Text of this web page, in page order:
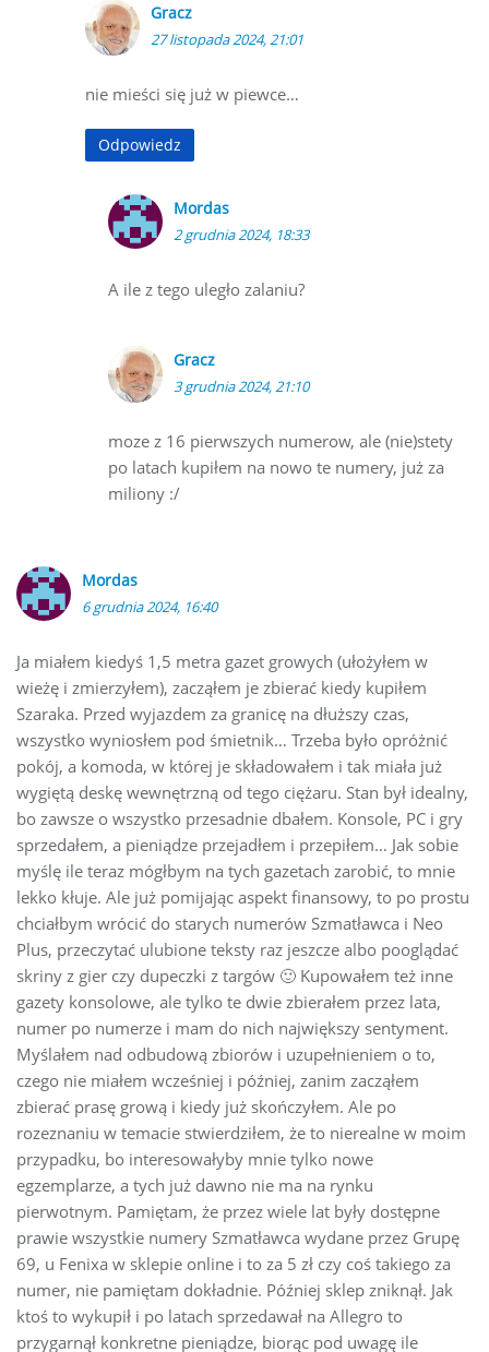
Gracz
27 listopada 2024, 21:01
nie mieści się już w piewce…
Odpowiedz
Mordas
2 grudnia 2024, 18:33
A ile z tego uległo zalaniu?
Gracz
3 grudnia 2024, 21:10
moze z 16 pierwszych numerow, ale (nie)stety
po latach kupiłem na nowo te numery, już za
miliony :/
Mordas
6 grudnia 2024, 16:40
Ja miałem kiedyś 1,5 metra gazet growych (ułożyłem w
wieżę i zmierzyłem), zacząłem je zbierać kiedy kupiłem
Szaraka. Przed wyjazdem za granicę na dłuższy czas,
wszystko wyniosłem pod śmietnik… Trzeba było opróżnić
pokój, a komoda, w której je składowałem i tak miała już
wygiętą deskę wewnętrzną od tego ciężaru. Stan był idealny,
bo zawsze o wszystko przesadnie dbałem. Konsole, PC i gry
sprzedałem, a pieniądze przejadłem i przepiłem… Jak sobie
myślę ile teraz mógłbym na tych gazetach zarobić, to mnie
lekko kłuje. Ale już pomijając aspekt finansowy, to po prostu
chciałbym wrócić do starych numerów Szmatławca i Neo
Plus, przeczytać ulubione teksty raz jeszcze albo pooglądać
skriny z gier czy dupeczki z targów 🙂 Kupowałem też inne
gazety konsolowe, ale tylko te dwie zbierałem przez lata,
numer po numerze i mam do nich największy sentyment.
Myślałem nad odbudową zbiorów i uzupełnieniem o to,
czego nie miałem wcześniej i później, zanim zacząłem
zbierać prasę grową i kiedy już skończyłem. Ale po
rozeznaniu w temacie stwierdziłem, że to nierealne w moim
przypadku, bo interesowałyby mnie tylko nowe
egzemplarze, a tych już dawno nie ma na rynku
pierwotnym. Pamiętam, że przez wiele lat były dostępne
prawie wszystkie numery Szmatławca wydane przez Grupę
69, u Fenixa w sklepie online i to za 5 zł czy coś takiego za
numer, nie pamiętam dokładnie. Później sklep zniknął. Jak
ktoś to wykupił i po latach sprzedawał na Allegro to
przygarnął konkretne pieniądze, biorąc pod uwagę ile